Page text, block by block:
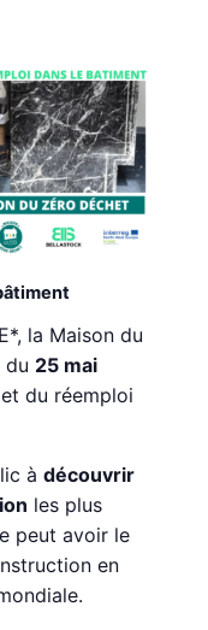
la Maison du
du 25 mai
du réemploi
àdécouvrir
les plus
peut avoir le
en